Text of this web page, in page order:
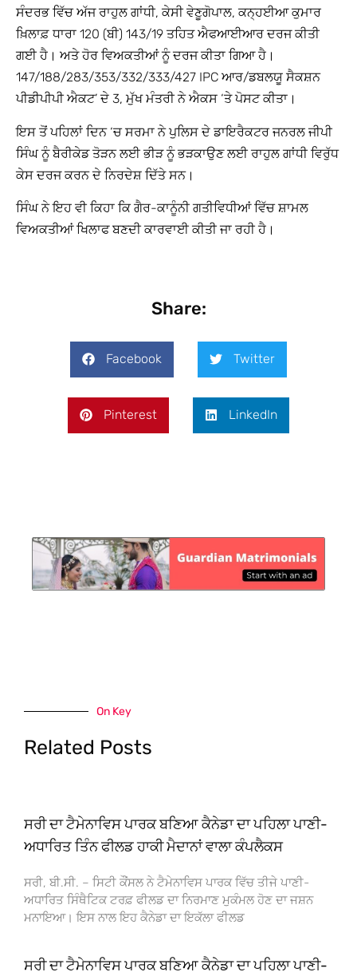
ਸੰਦਰਭ ਵਿੱਚ ਅੱਜ ਰਾਹੁਲ ਗਾਂਧੀ, ਕੇਸੀ ਵੇਣੂਗੋਪਾਲ, ਕਨ੍ਹਈਆ ਕੁਮਾਰ
ਖ਼ਿਲਾਫ਼ ਧਾਰਾ 120 (ਬੀ) 143/19 ਤਹਿਤ ਐਫਆਈਆਰ ਦਰਜ ਕੀਤੀ
ਗਈ ਹੈ। ਅਤੇ ਹੋਰ ਵਿਅਕਤੀਆਂ ਨੂੰ ਦਰਜ ਕੀਤਾ ਗਿਆ ਹੈ।
147/188/283/353/332/333/427 IPC ਆਰ/ਡਬਲਯੂ ਸੈਕਸ਼ਨ
ਪੀਡੀਪੀਪੀ ਐਕਟ’ ਦੇ 3, ਮੁੱਖ ਮੰਤਰੀ ਨੇ ਐਕਸ ‘ਤੇ ਪੋਸਟ ਕੀਤਾ।
ਇਸ ਤੋਂ ਪਹਿਲਾਂ ਦਿਨ ‘ਚ ਸਰਮਾ ਨੇ ਪੁਲਿਸ ਦੇ ਡਾਇਰੈਕਟਰ ਜਨਰਲ ਜੀਪੀ
ਸਿੰਘ ਨੂੰ ਬੈਰੀਕੇਡ ਤੋੜਨ ਲਈ ਭੀੜ ਨੂੰ ਭੜਕਾਉਣ ਲਈ ਰਾਹੁਲ ਗਾਂਧੀ ਵਿਰੁੱਧ
ਕੇਸ ਦਰਜ ਕਰਨ ਦੇ ਨਿਰਦੇਸ਼ ਦਿੱਤੇ ਸਨ।
ਸਿੰਘ ਨੇ ਇਹ ਵੀ ਕਿਹਾ ਕਿ ਗੈਰ-ਕਾਨੂੰਨੀ ਗਤੀਵਿਧੀਆਂ ਵਿੱਚ ਸ਼ਾਮਲ
ਵਿਅਕਤੀਆਂ ਖਿਲਾਫ ਬਣਦੀ ਕਾਰਵਾਈ ਕੀਤੀ ਜਾ ਰਹੀ ਹੈ।
Share:
Facebook Twitter
Pinterest LinkedIn
On Key
Related Posts
ਸਰੀ ਦਾ ਟੈਮੇਨਾਵਿਸ ਪਾਰਕ ਬਣਿਆ ਕੈਨੇਡਾ ਦਾ ਪਹਿਲਾ ਪਾਣੀ-
ਅਧਾਰਿਤ ਤਿੰਨ ਫੀਲਡ ਹਾਕੀ ਮੈਦਾਨਾਂ ਵਾਲਾ ਕੰਪਲੈਕਸ
ਸਰੀ, ਬੀ.ਸੀ. – ਸਿਟੀ ਕੌਂਸਲ ਨੇ ਟੈਮੇਨਾਵਿਸ ਪਾਰਕ ਵਿੱਚ ਤੀਜੇ ਪਾਣੀ-
ਅਧਾਰਿਤ ਸਿੰਥੈਟਿਕ ਟਰਫ਼ ਫੀਲਡ ਦਾ ਨਿਰਮਾਣ ਮੁਕੰਮਲ ਹੋਣ ਦਾ ਜਸ਼ਨ
ਮਨਾਇਆ। ਇਸ ਨਾਲ ਇਹ ਕੈਨੇਡਾ ਦਾ ਇਕੱਲਾ ਫੀਲਡ
ਸਰੀ ਦਾ ਟੈਮੇਨਾਵਿਸ ਪਾਰਕ ਬਣਿਆ ਕੈਨੇਡਾ ਦਾ ਪਹਿਲਾ ਪਾਣੀ-